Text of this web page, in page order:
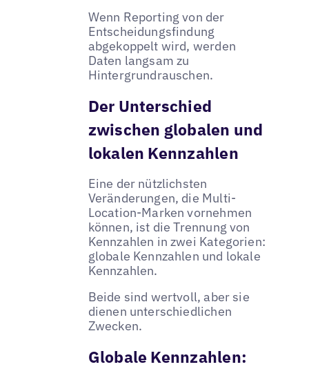
Wenn Reporting von der
Entscheidungsfindung
abgekoppelt wird, werden
Daten langsam zu
Hintergrundrauschen.
Der Unterschied
zwischen globalen und
lokalen Kennzahlen
Eine der nützlichsten
Veränderungen, die Multi-
Location-Marken vornehmen
können, ist die Trennung von
Kennzahlen in zwei Kategorien:
globale Kennzahlen und lokale
Kennzahlen.
Beide sind wertvoll, aber sie
dienen unterschiedlichen
Zwecken.
Globale Kennzahlen: